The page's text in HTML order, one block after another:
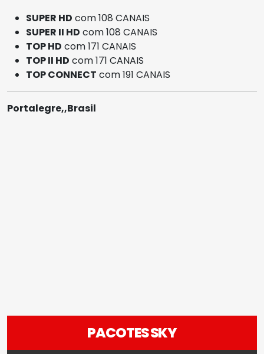
SUPER HD com 108 CANAIS
SUPER II HD com 108 CANAIS
TOP HD com 171 CANAIS
TOP II HD com 171 CANAIS
TOP CONNECT com 191 CANAIS
Portalegre,,Brasil
PACOTES SKY